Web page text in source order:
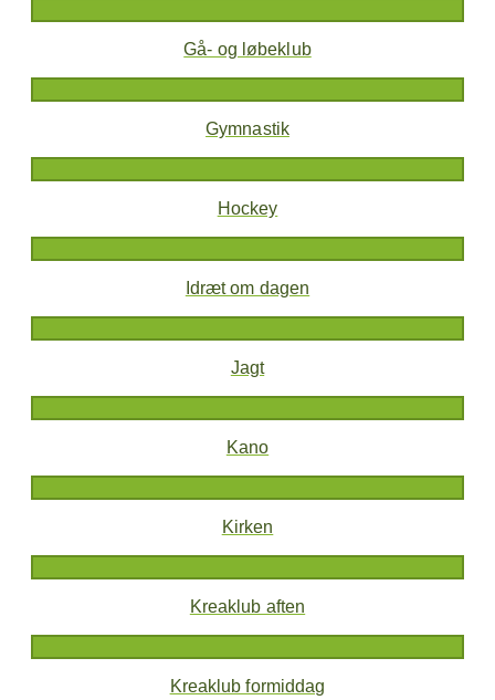
Gå- og løbeklub
Gymnastik
Hockey
Idræt om dagen
Jagt
Kano
Kirken
Kreaklub aften
Kreaklub formiddag